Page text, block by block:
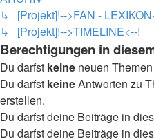
↳ [Projekt]!-->FAN -
↳ [Projekt]!-->TIMELINE<--!
Berechtigungen in
Du darfst keine neuen
Du darfst keineAntworten zu
erstellen.
Du darfst deine Beiträge in
Du darfst deine Beiträge in